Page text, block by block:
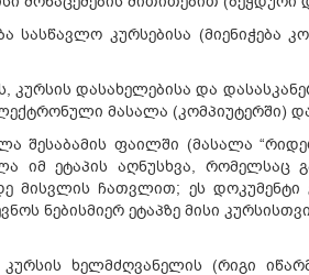
კურსებისა (მიენიჭება
დასახელებისა და
მასალა (კომპიუტერში)
ფაილში (მასალა
იმ ეტაპის აღნუსხვა, რომელსაც
ჩათვლით; ეს დოკუმენტი
ეტაპზე მისი
ხელმძღვანელის (რიგი